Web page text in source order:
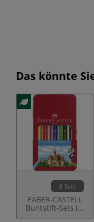
Das könnte
3 Sets
FABER-CASTELL
Buntstift-Sets im
Metalletui